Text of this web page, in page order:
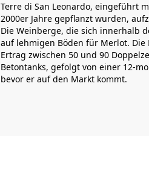
Terre di San Leonardo, eingeführt
2000er Jahre gepflanzt wurden,
Die Weinberge, die sich innerhalb
auf lehmigen Böden für Merlot. Die
Ertrag zwischen 50 und 90
Betontanks, gefolgt von einer 12-
bevor er auf den Markt kommt.